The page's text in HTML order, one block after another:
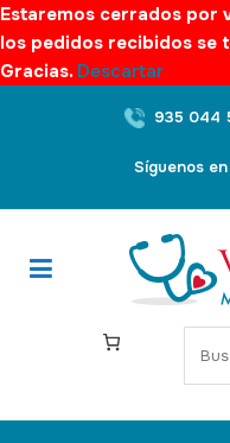
Estaremos cerrados por
los pedidos recibidos se
Gracias. Descartar
935 044
Síguenos